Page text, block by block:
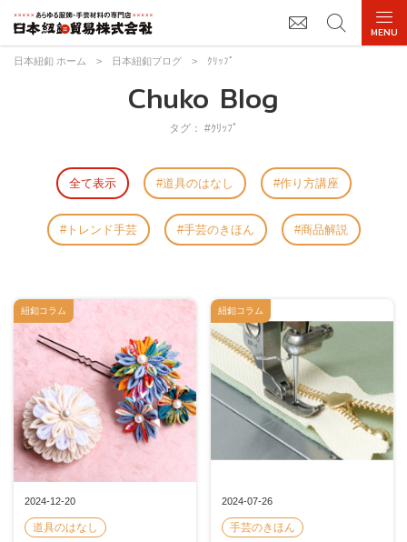
日本紐釦 ホーム > 日本紐釦ブログ > ｸﾘｯﾌﾟ
Chuko Blog
タグ： #ｸﾘｯﾌﾟ
全て表示 道具のはなし 作り方講座
トレンド手芸 手芸のきほん 商品解説
2024-12-20
道具のはなし
紐釦コラム
2024-07-26
手芸のきほん
紐釦コラム